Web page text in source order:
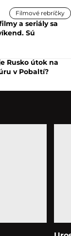
Filmové rebríčky
a seriály sa
Sú
Rusko útok na
v Pobaltí?